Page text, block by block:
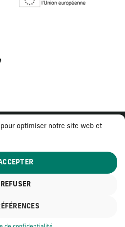
optimiser notre site web et
REFUSER